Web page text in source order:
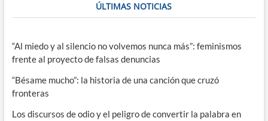
ÚLTIMAS NOTICIAS
“Al miedo y al silencio no volvemos nunca más”: feminismos
frente al proyecto de falsas denuncias
“Bésame mucho”: la historia de una canción que cruzó
fronteras
Los discursos de odio y el peligro de convertir la palabra en